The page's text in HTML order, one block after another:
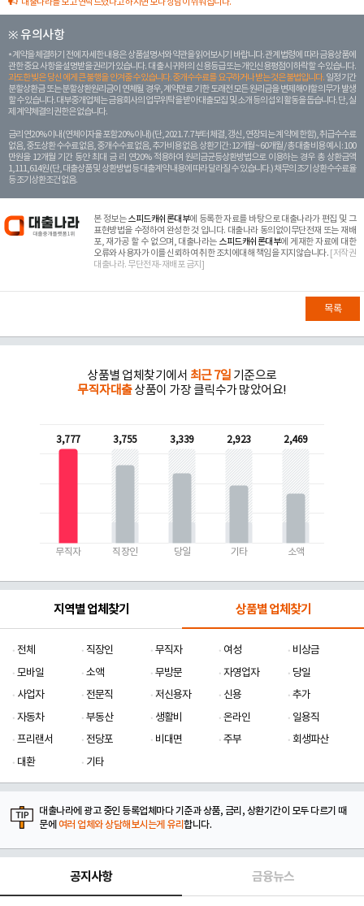
※ 유의사항
계약을 체결하기 전에 자세한 내용은 상품설명서와 약관을 읽어보시기 바랍니다. 관계 법령에 따라 금융상품에
관한 중요 사항을 설명받을 권리가 있습니다. 대 출 시 귀하의 신용등급 또는 개인신용평점이 하락할 수 있습니다.
과도한 빚은 당신 에게 큰 불행을 안겨줄 수 있습니다. 중개수수료를 요구하거나 받는 것은 불법입니다. 일정 기간
분할상환금 또는 분할상환원리금이 연체될 경우, 계약만료 기한 도래전 모든 원리금을 변제해야할 의무가 발생
할 수 있습니다. 대부중개업체는 금융회사의 업무위탁을 받아 대출모집 및 소개 등의 섭외 활동을 돕습니다. 단, 실
제 계약체결의 권한은 없습니다.
금리 연20% 이내 (연체이자율 포함 20% 이내) (단, 2021. 7. 7부터 체결, 갱신, 연장되는 계 약에 한함), 취급수수료
없음, 중도상환 수수료 없음, 중개수수료 없음, 추가비용 없음. 상환기간 : 12개월 ~ 60개월 / 총 대출 비용 예시 : 100
만원을 12개월 기간 동안 최대 금 리 연20% 적용하여 원리금균등상환방법으로 이용하는 경우 총 상환금액
1,111,614원 (단, 대출상품 및 상환방법 등 대출계약 내용에 따라 달라질 수 있습니다.) 채무의 조기 상환수수료율
등 조기상환조건 없음.
본 정보는스피드캐쉬론대부에 등록한 자료를 바탕으로 대출나라가 편집 및 그
표현방법을 수정하여 완성한 것 입니다. 대출나라 동의없이무단전재 또는 재배
포, 재가공 할 수 없으며, 대출나라는 스피드캐쉬론대부에 게재한 자료에 대한
오류와 사용자가 이를 신뢰하여 취한 조치에대해 책임을 지지않습니다. [저작권
대출나라. 무단전재-재배포 금지]
목록
상품별 업체찾기에서 최근 7일 기준으로
무직자대출상품이 가장 클릭수가 많았어요!
3,777
무직자
3,755
직장인
3,339
당일
2,923
기타
2,469
소액
지역별 업체찾기 상품별 업체찾기
전체 직장인 무직자 여성
비상금
모바일
소액 무방문 자영업자
당일
사업자
전문직 저신용자 신용
추가
자동차
부동산 생활비 온라인
일용직
프리랜서
전당포 비대면 주부
회생파산
대환
기타
대출나라에 광고 중인 등록업체마다 기준과 상품, 금리, 상환기간이 모두 다르기 때
문에 여러 업체와 상담해보시는게 유리합니다.
공지사항 금융뉴스